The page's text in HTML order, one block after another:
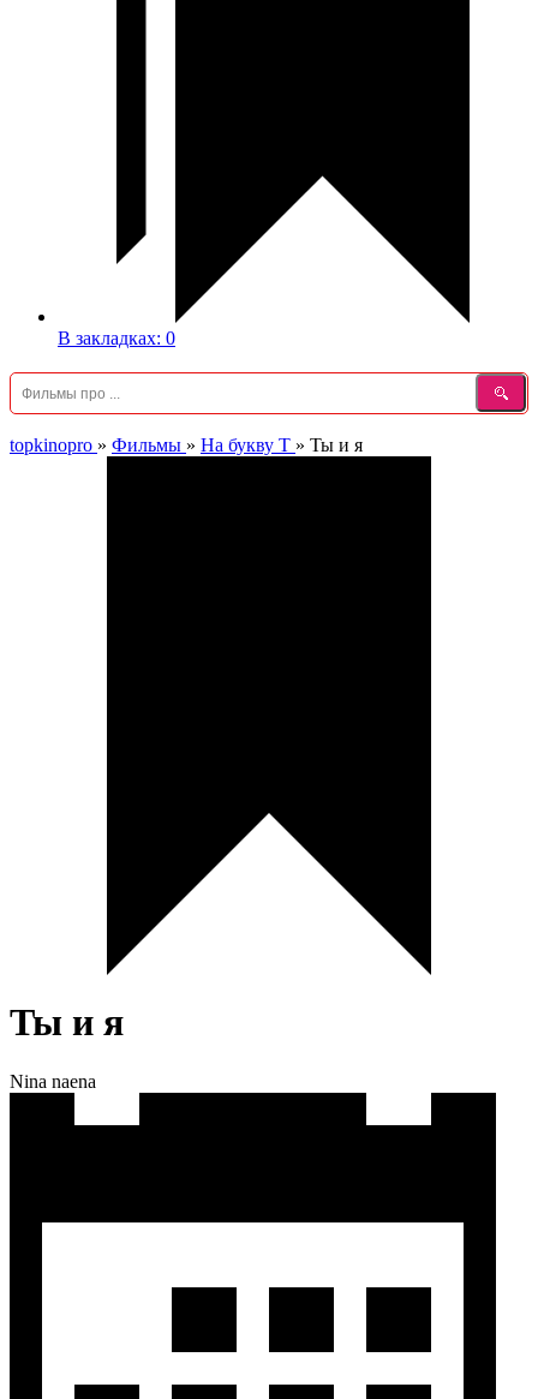
В закладках: 0
topkinopro » Фильмы » На букву Т » Ты и я
Ты и я
Nina naena